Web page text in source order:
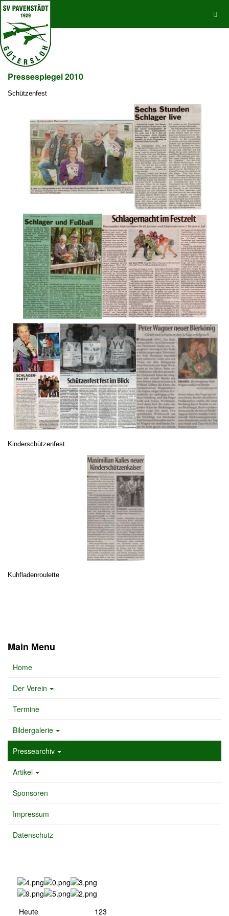
Pressespiegel 2010
Schützenfest
Kinderschützenfest
Kuhfladenroulette
Main Menu
Home
Der Verein
Termine
Bildergalerie
Pressearchiv
Artikel
Sponsoren
Impressum
Datenschutz
Heute 123